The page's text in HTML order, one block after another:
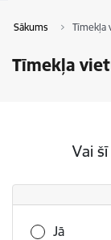
Sākums Tīmekļa
Tīmekļa
Vai
Vai šī
Jā